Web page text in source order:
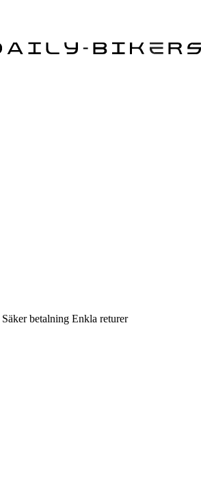
Säker betalning Enkla returer